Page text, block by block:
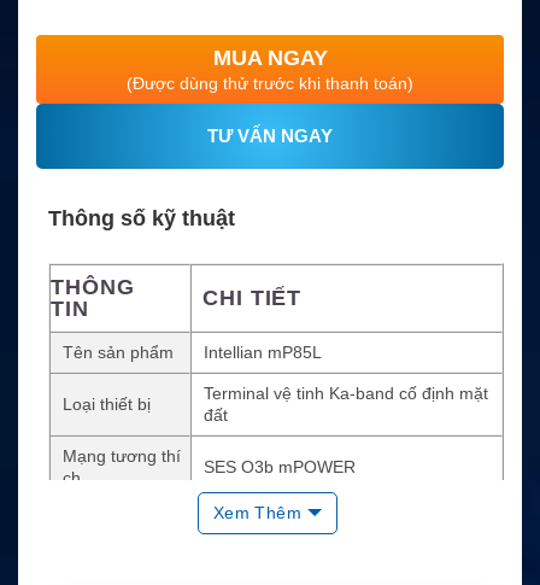
MUA NGAY
(Được dùng thử trước khi thanh toán)
TƯ VẤN NGAY
Thông số kỹ thuật
THÔNG
TIN
CHI TIẾT
Tên sản phẩm Intellian mP85L
Loại thiết bị
Terminal vệ tinh Ka-band cố định mặt
đất
Mạng tương thí
ch
SES O3b mPOWER
MEO – Medium Earth Orbit
Xem Thêm